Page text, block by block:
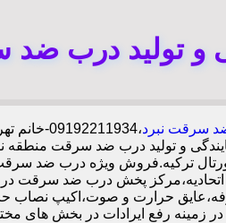
و تولید درب ضد
ضد سرقت نبرد
و تولید درب ضد سرقت
ترکیه.فروش ویژه درب ضد
پخش درب ضد سرقت در
زمینه رفع ایرادات در بخش های